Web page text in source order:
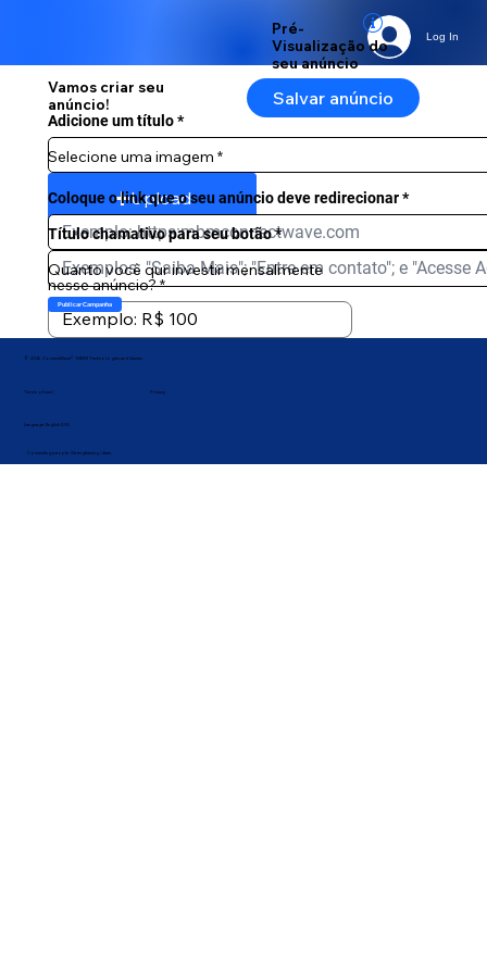
Log In
Vamos criar seu
anúncio!
Adicione um título
Selecione uma imagem
Upload
Coloque o link que o seu anúncio deve redirecionar
Título chamativo para seu botão
Quanto você qur investir mensalmente
nesse anúncio?
Publicar Campanha
Salvar anúncio
© 2026 ConnectWave® · MBM Technologies and Games
Terms of use |
Language: English (US)
Privacy
Connecting people. Strengthening ideas.
Pré-
Visualização do
seu anúncio